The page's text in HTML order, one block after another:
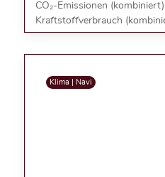
CO₂-Emissionen
Kraftstoffverbrauch
Klima | Navi